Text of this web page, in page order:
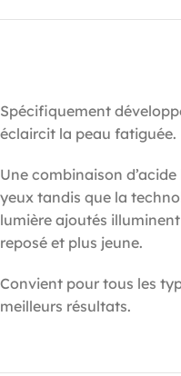
Spécifiquement
éclaircit la peau fatiguée.
Une combinaison
yeux tandis que la
lumière ajoutés
reposé et plus jeune.
Convient pour tous les
meilleurs résultats.